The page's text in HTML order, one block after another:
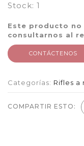
Stock: 1
Este producto no
consultarnos al
CONTÁCTENOS
Categorías: Rifles a
COMPARTIR ESTO: